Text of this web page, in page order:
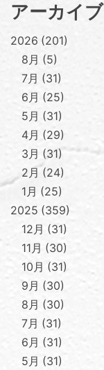
アーカイブ
2026 201
8月
5
7月
31
6月
25
5月
31
4月
29
3月
31
2月
24
1月
25
2025 359
12月
31
11月
30
10月
31
9月
30
8月
30
7月
31
6月
31
5月
31